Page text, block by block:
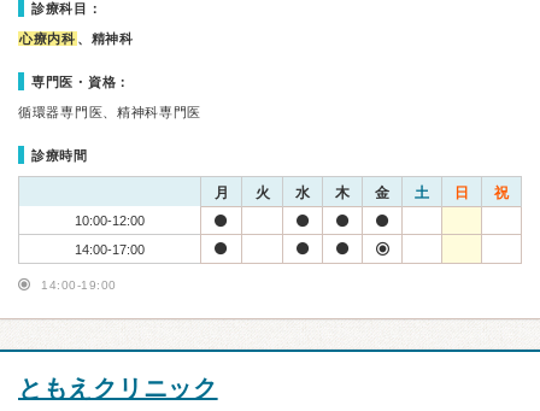
診療科目：
心療内科 、精神科
専門医・資格：
循環器専門医、精神科専門医
診療時間
月 火 水 木 金 土 日 祝
10:00-12:00
14:00-17:00
14:00-19:00
ともえクリニック